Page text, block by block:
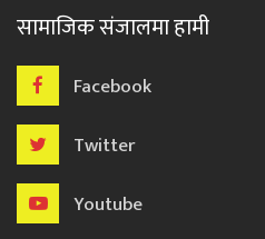
सामाजिक संजालमा हामी
Facebook
Twitter
Youtube